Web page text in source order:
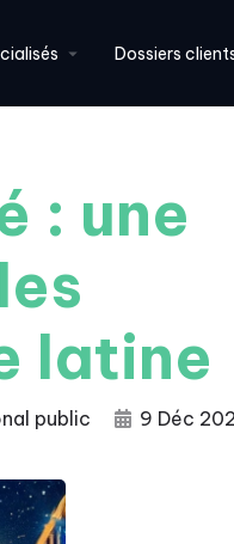
Dossiers
: une
latine
public 9 Déc